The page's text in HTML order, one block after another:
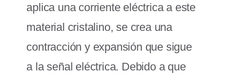
aplica una corriente eléctrica a este
material cristalino, se crea una
contracción y expansión que sigue
a la señal eléctrica. Debido a que